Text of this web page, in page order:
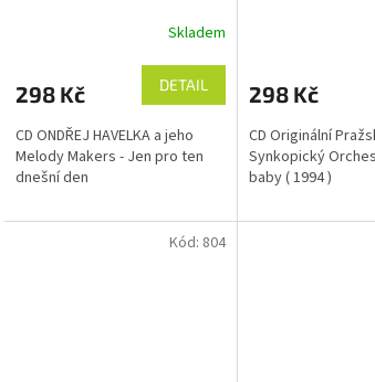
Skladem
298 Kč DETAIL
CD ONDŘEJ HAVELKA a jeho
Melody Makers - Jen pro ten
dnešní den
298 Kč
CD Originální
Synkopický
baby ( 1994 )
Kód: 804